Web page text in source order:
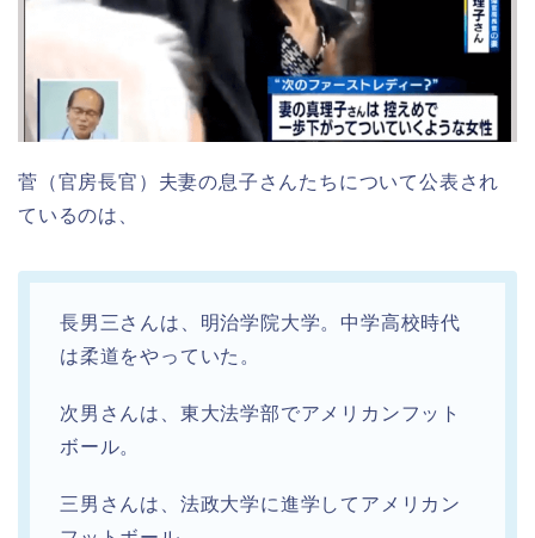
菅（官房長官）夫妻の息子さんたちについて公表され
ているのは、
長男三さんは、明治学院大学。中学高校時代
は柔道をやっていた。
次男さんは、東大法学部でアメリカンフット
ボール。
三男さんは、法政大学に進学してアメリカン